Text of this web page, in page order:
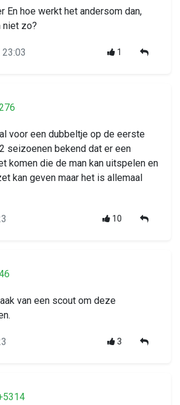
En hoe werkt het andersom dan,
niet zo?
1
voor een dubbeltje op de eerste
seizoenen bekend dat er een
komen die de man kan uitspelen en
kan geven maar het is allemaal
10
van een scout om deze
3